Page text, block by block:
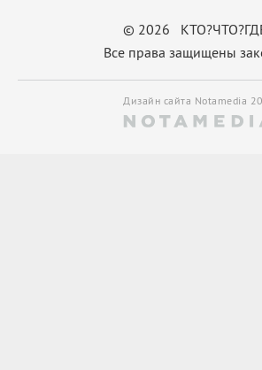
© 2026
Все права защищены
Дизайн сайта Notamedia